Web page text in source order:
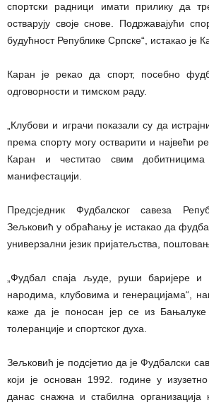
спортски радници имати прилику да
остварују своје снове. Подржавајући
будућност Републике Српске“, истакао је
Каран је рекао да спорт, посебно
одговорности и тимском раду.
„Клубови и играчи показали су да
према спорту могу остварити и највећи
Каран и честитао свим
манифестацији.
Предсједник Фудбалског савеза
Зељковић у обраћању је истакао да
универзални језик пријатељства,
„Фудбал спаја људе, руши баријере и
народима, клубовима и генерацијама“,
каже да је поносан јер се из
толеранције и спортског духа.
Зељковић је подсјетио да је Фудбалски
који је основан 1992. године у
данас снажна и стабилна организација